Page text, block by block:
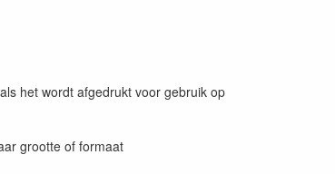
het wordt afgedrukt voor gebruik op
grootte of formaat